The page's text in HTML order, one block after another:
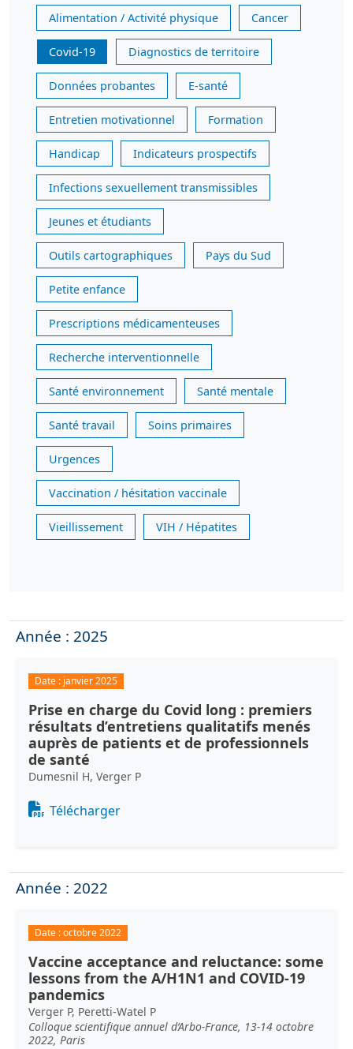
Alimentation / Activité physique Cancer
Covid-19 Diagnostics de territoire
Données probantes E-santé
Entretien motivationnel Formation
Handicap Indicateurs prospectifs
Infections sexuellement transmissibles
Jeunes et étudiants
Outils cartographiques Pays du Sud
Petite enfance
Prescriptions médicamenteuses
Recherche interventionnelle
Santé environnement Santé mentale
Santé travail Soins primaires
Urgences
Vaccination / hésitation vaccinale
Vieillissement VIH / Hépatites
Année : 2025
Date : janvier 2025
Prise en charge du Covid long : premiers
résultats d’entretiens qualitatifs menés
auprès de patients et de professionnels
de santé
Dumesnil H, Verger P
Document
Télécharger
Année : 2022
Date :octobre 2022
Vaccine acceptance and reluctance: some
lessons from the A/H1N1 and COVID-19
pandemics
Verger P, Peretti-Watel P
Colloque scientifique annuel d’Arbo-France, 13-14 octobre
2022, Paris